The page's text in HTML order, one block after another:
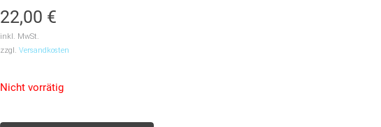
22,00 €
inkl. MwSt.
zzgl. Versandkosten
Nicht vorrätig